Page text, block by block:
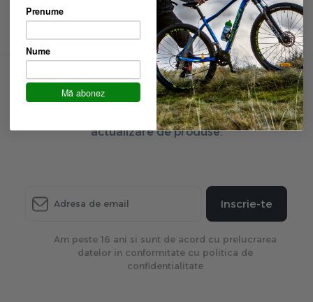
Aboneaza-te la newsletter
Fii primul care afla ultimele oferte exclusive și ultima
actualizare de produse.
Inscrie-te
Am peste 16 ani si sunt de acord cu prelucrarea
datelor in conformitate cu politica de
confidentialitate
Prenume
Nume
Mă abonez